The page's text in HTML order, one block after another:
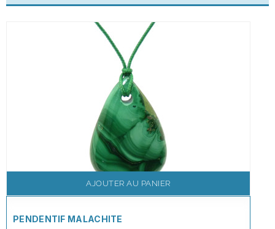
AJOUTER AU PANIER
PENDENTIF MALACHITE